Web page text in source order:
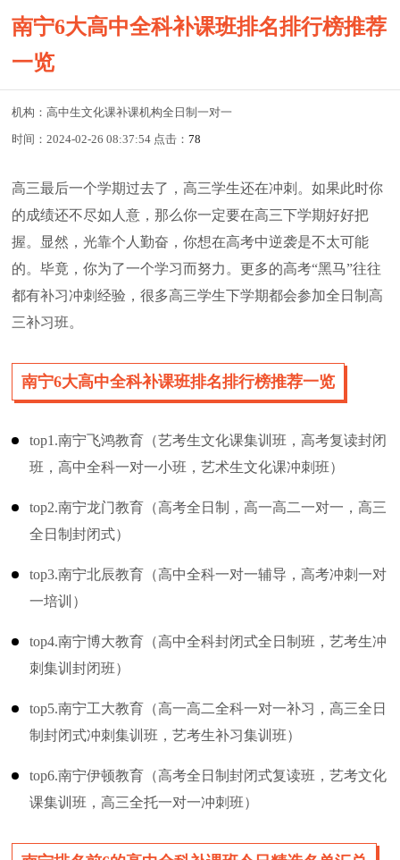
南宁6大高中全科补课班排名排行榜推荐
一览
机构：高中生文化课补课机构全日制一对一
时间：2024-02-26 08:37:54 点击：78
高三最后一个学期过去了，高三学生还在冲刺。如果此时你
的成绩还不尽如人意，那么你一定要在高三下学期好好把
握。显然，光靠个人勤奋，你想在高考中逆袭是不太可能
的。毕竟，你为了一个学习而努力。更多的高考“黑马”往往
都有补习冲刺经验，很多高三学生下学期都会参加全日制高
三补习班。
南宁6大高中全科补课班排名排行榜推荐一览
top1.南宁飞鸿教育（艺考生文化课集训班，高考复读封闭
班，高中全科一对一小班，艺术生文化课冲刺班）
top2.南宁龙门教育（高考全日制，高一高二一对一，高三
全日制封闭式）
top3.南宁北辰教育（高中全科一对一辅导，高考冲刺一对
一培训）
top4.南宁博大教育（高中全科封闭式全日制班，艺考生冲
刺集训封闭班）
top5.南宁工大教育（高一高二全科一对一补习，高三全日
制封闭式冲刺集训班，艺考生补习集训班）
top6.南宁伊顿教育（高考全日制封闭式复读班，艺考文化
课集训班，高三全托一对一冲刺班）